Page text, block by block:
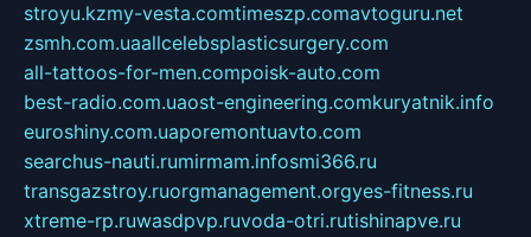
stroyu.kzmy-vesta.comtimeszp.comavtoguru.net
zsmh.com.uaallcelebsplasticsurgery.com
all-tattoos-for-men.compoisk-auto.com
best-radio.com.uaost-engineering.comkuryatnik.info
euroshiny.com.uaporemontuavto.com
searchus-nauti.rumirmam.infosmi366.ru
transgazstroy.ruorgmanagement.orgyes-fitness.ru
xtreme-rp.ruwasdpvp.ruvoda-otri.rutishinapve.ru